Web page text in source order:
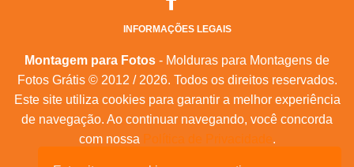
INFORMAÇÕES LEGAIS
Montagem para Fotos - Molduras para Montagens de
Fotos Grátis © 2012 / 2026. Todos os direitos reservados.
Este site utiliza cookies para garantir a melhor experiência
de navegação. Ao continuar navegando, você concorda
com nossa Política de Privacidade.